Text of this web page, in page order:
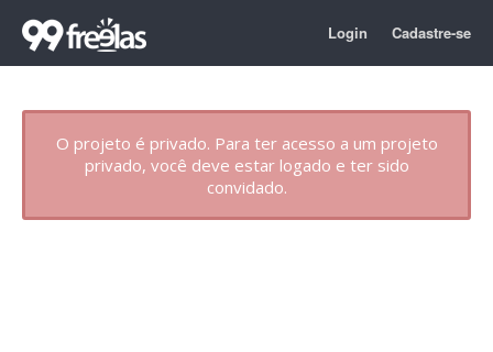
Login Cadastre-se
O projeto é privado. Para ter acesso a um projeto
privado, você deve estar logado e ter sido
convidado.